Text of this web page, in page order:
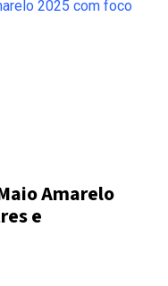
Amarelo
e